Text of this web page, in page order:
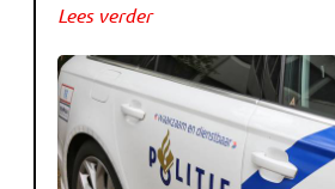
Lees verder